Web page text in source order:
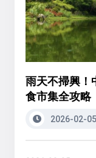
雨天不掃興！
食市集全攻略
2026-02-05